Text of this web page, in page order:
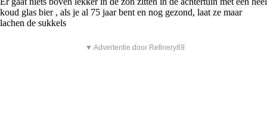
koud glas bier , als je al 75 jaar bent en nog gezond, laat ze maar
lachen de sukkels
▼ Advertentie door Refinery89